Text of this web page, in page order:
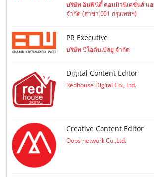
บริษัท อินฟินิตี้ คอมมิวนิเคชั่นส์ แ
จำกัด (สาขา 001 กรุงเทพฯ)
PR Executive
บริษัท บีโอดับเบิลยู จำกัด
Digital Content Editor
Redhouse Digital Co., Ltd.
Creative Content Editor
Oops network Co.,Ltd.